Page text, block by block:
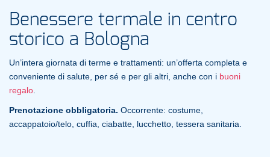
Benessere termale in centro
storico a Bologna
Un’intera giornata di terme e trattamenti: un’offerta completa e
conveniente di salute, per sé e per gli altri, anche con i buoni
regalo
Prenotazione obbligatoria. Occorrente: costume,
accappatoio/telo, cuffia, ciabatte, lucchetto, tessera sanitaria.